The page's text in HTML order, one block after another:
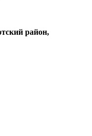
район,